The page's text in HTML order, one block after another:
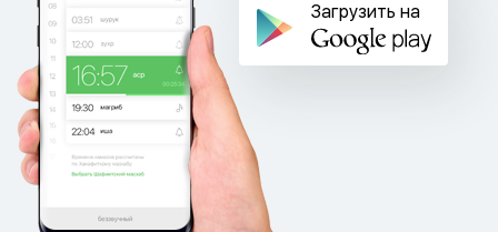
Загрузить на